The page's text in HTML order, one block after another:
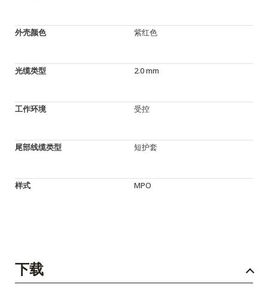
外壳颜色 紫红色
光缆类型 2.0 mm
工作环境 受控
尾部线缆类型 短护套
样式 MPO
下载